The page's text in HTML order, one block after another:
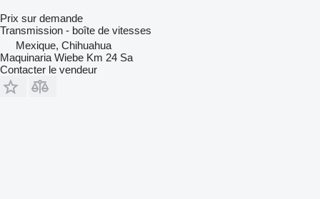
Prix sur demande
Transmission - boîte de vitesses
Mexique, Chihuahua
Maquinaria Wiebe Km 24 Sa
Contacter le vendeur